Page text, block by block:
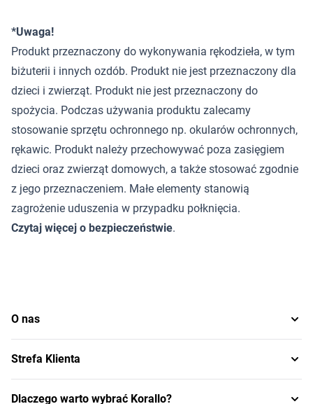
*Uwaga!
Produkt przeznaczony do wykonywania rękodzieła, w tym
biżuterii i innych ozdób. Produkt nie jest przeznaczony dla
dzieci i zwierząt. Produkt nie jest przeznaczony do
spożycia. Podczas używania produktu zalecamy
stosowanie sprzętu ochronnego np. okularów ochronnych,
rękawic. Produkt należy przechowywać poza zasięgiem
dzieci oraz zwierząt domowych, a także stosować zgodnie
z jego przeznaczeniem. Małe elementy stanowią
zagrożenie uduszenia w przypadku połknięcia.
Czytaj więcej o bezpieczeństwie.
O nas
Strefa Klienta
Dlaczego warto wybrać Korallo?